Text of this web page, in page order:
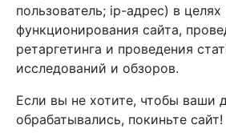
Мы в соц. сетях
пользователь; ip-адрес) в целях
функционирования сайта,
ретаргетинга и проведения
исследований и обзоров.
Если вы не хотите, чтобы ваши
обрабатывались, покиньте сайт!